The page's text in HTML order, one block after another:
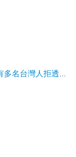
露工作內容| 自由電子報